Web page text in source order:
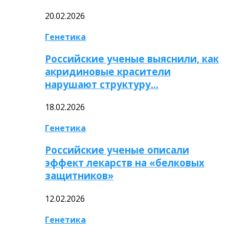
20.02.2026
Генетика
Российские ученые выяснили, как
акридиновые красители
нарушают структуру…
18.02.2026
Генетика
Российские ученые описали
эффект лекарств на «белковых
защитников»
12.02.2026
Генетика